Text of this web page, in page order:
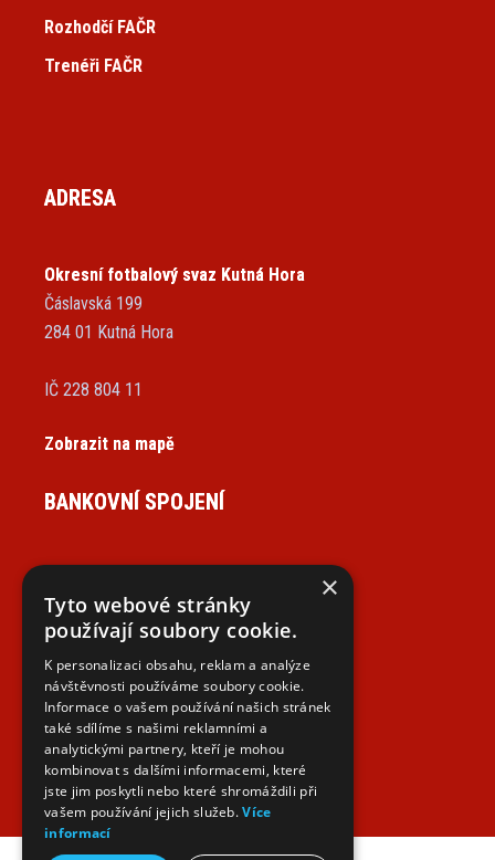
Rozhodčí FAČR
Trenéři FAČR
ADRESA
Okresní fotbalový svaz Kutná Hora
Čáslavská 199
284 01 Kutná Hora
IČ 228 804 11
Zobrazit na mapě
BANKOVNÍ SPOJENÍ
NAJDETE NÁS NA SOCIÁLNÍCH SÍTÍCH
×
Tyto webové stránky
používají soubory cookie.
K personalizaci obsahu, reklam a analýze
návštěvnosti používáme soubory cookie.
Informace o vašem používání našich stránek
také sdílíme s našimi reklamními a
analytickými partnery, kteří je mohou
kombinovat s dalšími informacemi, které
jste jim poskytli nebo které shromáždili při
vašem používání jejich služeb.Více
informací